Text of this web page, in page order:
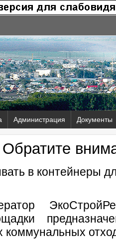
Администрация Документы
Обратите
в контейнеры
коммунальных